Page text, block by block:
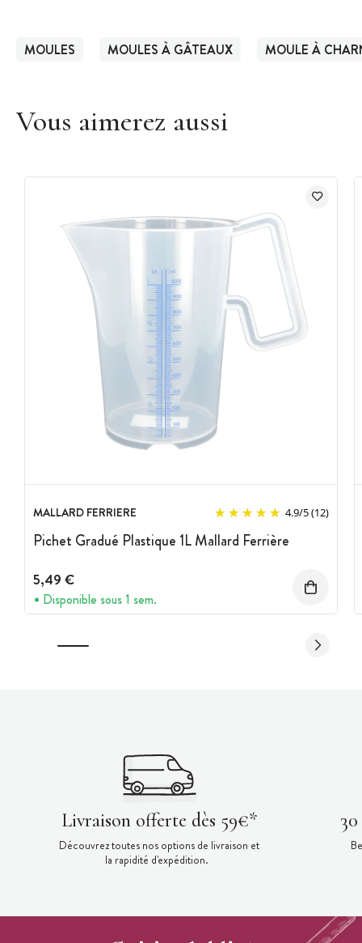
MOULES MOULES À GÂTEAUX MOULE À
Vous aimerez aussi
MALLARD FERRIERE 4.9/5(12)
Pichet Gradué Plastique 1L Mallard Ferrière
5,49 €
Disponible sous 1 sem.
Livraison offerte dès 59€*
Découvrez toutes nos options de livraison et
la rapidité d'expédition.